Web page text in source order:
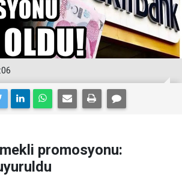
promosyonu: